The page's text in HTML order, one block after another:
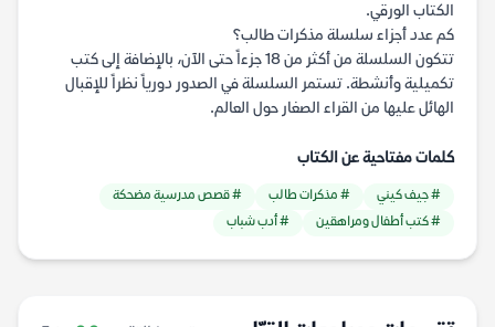
الكتاب الورقي.
كم عدد أجزاء سلسلة مذكرات طالب؟
تتكون السلسلة من أكثر من 18 جزءاً حتى الآن، بالإضافة إلى كتب
تكميلية وأنشطة. تستمر السلسلة في الصدور دورياً نظراً للإقبال
الهائل عليها من القراء الصغار حول العالم.
كلمات مفتاحية عن الكتاب
# جيف كيني # مذكرات طالب
# قصص مدرسية مضحكة
# كتب أطفال ومراهقين
# أدب شباب